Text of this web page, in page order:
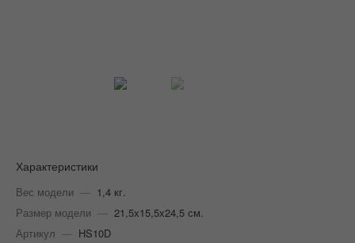
Характеристики
Вес модели — 1,4 кг.
Размер модели — 21,5х15,5х24,5 см.
Артикул — HS10D